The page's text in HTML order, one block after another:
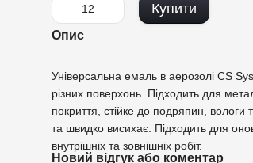
Купити
Опис
Універсальна емаль в аерозолі CS
різних поверхонь. Підходить для
покриття, стійке до подряпин,
та швидко висихає. Підходить для
внутрішніх та зовнішніх робіт.
Новий відгук або коментар